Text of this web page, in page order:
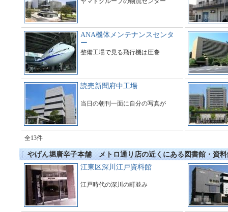
ANA機体メンテナンスセンタ
ー
整備工場で見る飛行機は圧巻
読売新聞府中工場
当日の朝刊一面に自分の写真が
全13件
やげん堀唐辛子本舗 メトロ通り店の近くにある図書館・資料
江東区深川江戸資料館
江戸時代の深川の町並み